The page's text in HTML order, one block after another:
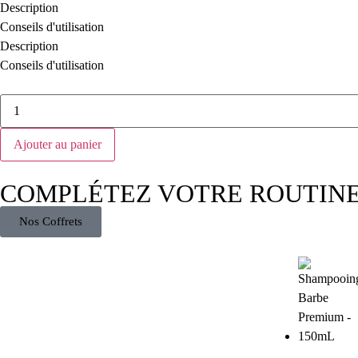
Description
Conseils d'utilisation
Description
Conseils d'utilisation
Ajouter au panier
COMPLÉTEZ VOTRE
Nos Coffrets